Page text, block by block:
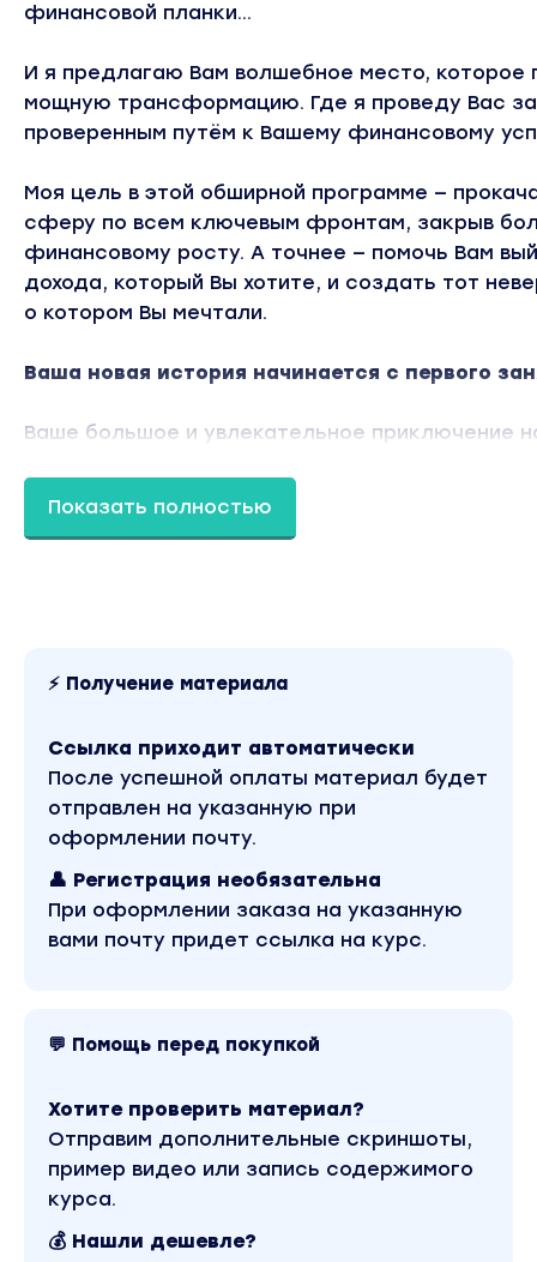
финансовой планки...
И я предлагаю Вам волшебное место, которое
мощную трансформацию. Где я проведу Вас
проверенным путём к Вашему финансовому
Моя цель в этой обширной программе —
сферу по всем ключевым фронтам, закрыв
финансовому росту. А точнее — помочь Вам
дохода, который Вы хотите, и создать тот
о котором Вы мечтали.
Ваша новая история начинается с первого
Ваше большое и увлекательное приключение
Проверенная система, которой я поделюсь с
резервы мозга и привести Вас к взрывным
жизни, которые, возможно, даже не снились
сокровенных снах.
Представьте, что всего через несколько
увеличить свой доход в 3, в 5 и даже в 10 раз,
участников этой программы.
В чём секрет успеха?
Секрет в системе. Когда все ключевые
в целостную картину, давая ясное видение
идёте шаг за шагом, к своей финансовой
Секрет в том, что пока другие люди ищут
Показать полностью
⚡ Получение материала
Ссылка приходит автоматически
После успешной оплаты материал будет
отправлен на указанную при
оформлении почту.
👤 Регистрация необязательна
При оформлении заказа на указанную
вами почту придет ссылка на курс.
💬 Помощь перед покупкой
Хотите проверить материал?
Отправим дополнительные скриншоты,
пример видео или запись содержимого
курса.
💰 Нашли дешевле?